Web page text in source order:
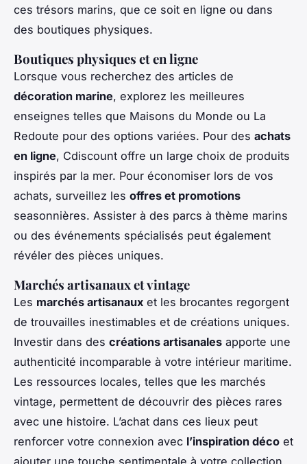
ces trésors marins, que ce soit en ligne ou dans
des boutiques physiques.
Boutiques physiques et en ligne
Lorsque vous recherchez des articles de
décoration marine, explorez les meilleures
enseignes telles que Maisons du Monde ou La
Redoute pour des options variées. Pour des achats
en ligne, Cdiscount offre un large choix de produits
inspirés par la mer. Pour économiser lors de vos
achats, surveillez les offres et promotions
seasonnières. Assister à des parcs à thème marins
ou des événements spécialisés peut également
révéler des pièces uniques.
Marchés artisanaux et vintage
Les marchés artisanaux et les brocantes regorgent
de trouvailles inestimables et de créations uniques.
Investir dans des créations artisanales apporte une
authenticité incomparable à votre intérieur maritime.
Les ressources locales, telles que les marchés
vintage, permettent de découvrir des pièces rares
avec une histoire. L’achat dans ces lieux peut
renforcer votre connexion avec l’inspiration déco et